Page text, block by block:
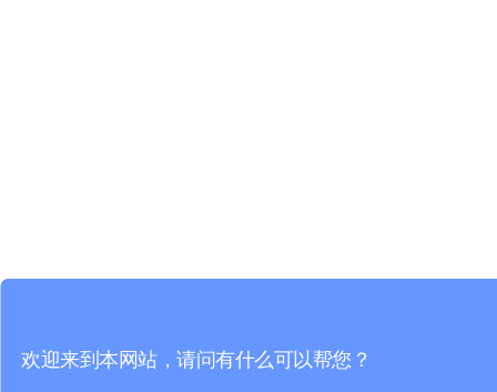
欢迎来到本网站，请问有什么可以帮您？